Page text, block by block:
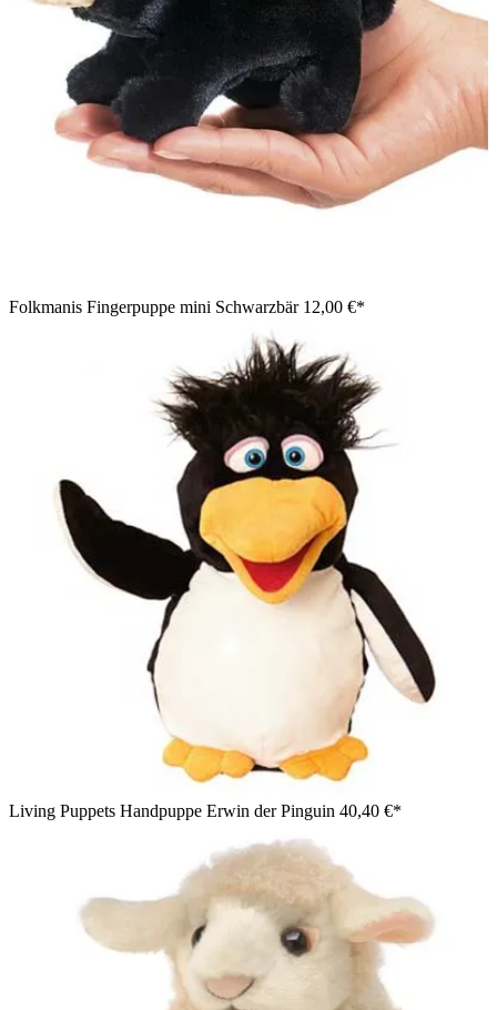
Folkmanis Fingerpuppe mini Schwarzbär 12,00 €*
Living Puppets Handpuppe Erwin der Pinguin 40,40 €*